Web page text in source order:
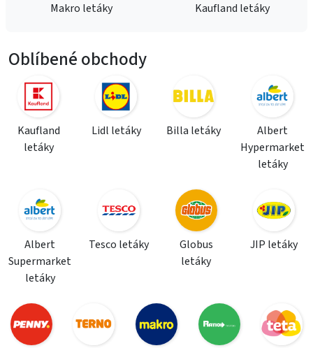
Makro letáky Kaufland letáky
Oblíbené obchody
Kaufland
letáky
Lidl letáky Billa letáky
Albert
Hypermarket
letáky
Albert
Supermarket
letáky
Tesco letáky
Globus
letáky
JIP letáky